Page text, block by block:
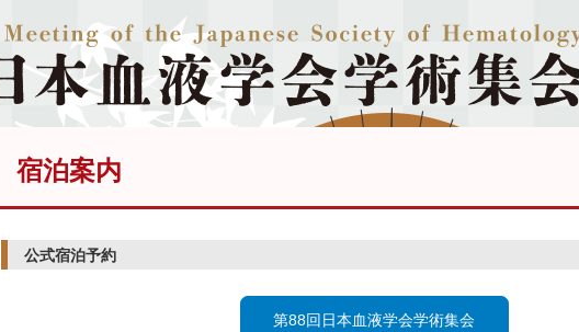
宿泊案内
公式宿泊予約
第88回日本血液学会学術集会